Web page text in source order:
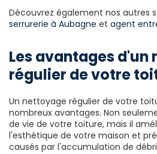
Découvrez également nos autres
serrurerie à Aubagne et agent
Les avantages d'un
régulier de votre
Un nettoyage régulier de votre
nombreux avantages. Non
de vie de votre toiture, mais il
l'esthétique de votre maison et
causés par l'accumulation de